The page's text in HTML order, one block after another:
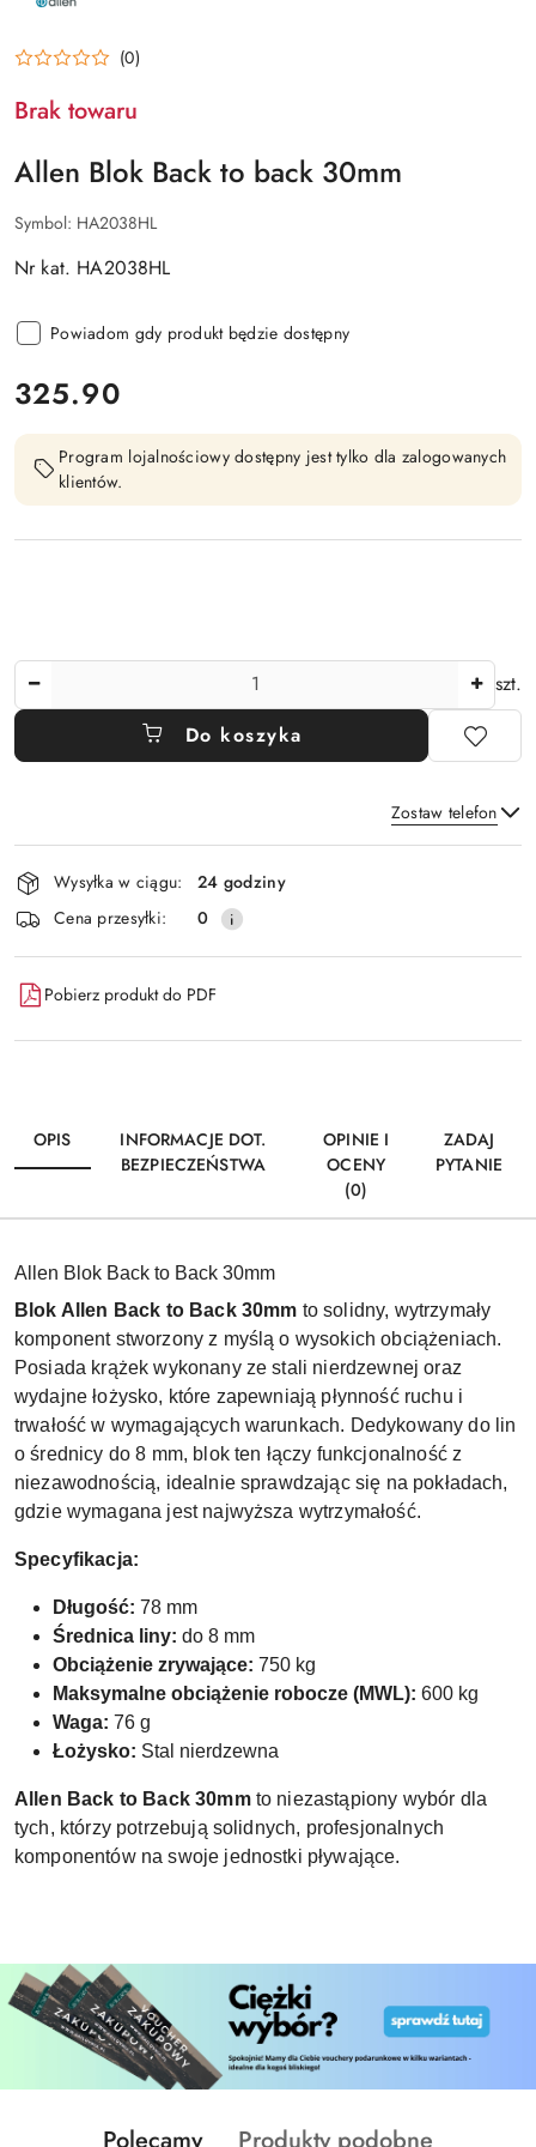
ALLEN
(0)
Brak towaru
Allen Blok Back to back 30mm
Symbol: HA2038HL
Nr kat. HA2038HL
Powiadom gdy produkt będzie dostępny
cena:
325.90
Program lojalnościowy dostępny jest tylko dla zalogowanych
klientów.
szt.
Do koszyka
Zostaw telefon
Wyślij
Dostępność
i
dostawa
Wysyłka w ciągu:
24 godziny
Cena przesyłki:
0
Pobierz produkt do PDF
OPIS
INFORMACJE DOT.
BEZPIECZEŃSTWA
OPINIE I
OCENY
(0)
ZADAJ
PYTANIE
Allen Blok Back to Back 30mm
Blok Allen Back to Back 30mm to solidny, wytrzymały
komponent stworzony z myślą o wysokich obciążeniach.
Posiada krążek wykonany ze stali nierdzewnej oraz
wydajne łożysko, które zapewniają płynność ruchu i
trwałość w wymagających warunkach. Dedykowany do lin
o średnicy do 8 mm, blok ten łączy funkcjonalność z
niezawodnością, idealnie sprawdzając się na pokładach,
gdzie wymagana jest najwyższa wytrzymałość.
Specyfikacja:
Długość: 78 mm
Średnica liny: do 8 mm
Obciążenie zrywające: 750 kg
Maksymalne obciążenie robocze (MWL): 600 kg
Waga: 76 g
Łożysko: Stal nierdzewna
Allen Back to Back 30mmto niezastąpiony wybór dla
tych, którzy potrzebują solidnych, profesjonalnych
komponentów na swoje jednostki pływające.
Produkty
Polecamy Produkty
Produkty podobne